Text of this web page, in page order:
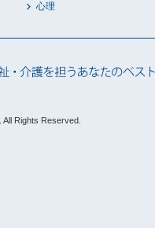
心理
All Rights Reserved.